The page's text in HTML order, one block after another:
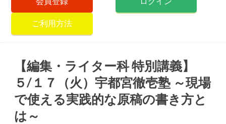
ご利用方法
【編集・ライター科 特別講義】
５/１７（火）宇都宮徹壱塾 ～現場
で使える実践的な原稿の書き方と
は～